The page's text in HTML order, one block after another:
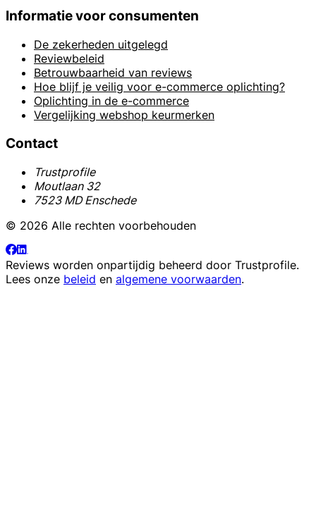
Informatie voor consumenten
De zekerheden uitgelegd
Reviewbeleid
Betrouwbaarheid van reviews
Hoe blijf je veilig voor e-commerce oplichting?
Oplichting in de e-commerce
Vergelijking webshop keurmerken
Contact
Trustprofile
Moutlaan 32
7523 MD Enschede
© 2026 Alle rechten voorbehouden
Reviews worden onpartijdig beheerd door Trustprofile.
Lees onze beleid en algemene voorwaarden.